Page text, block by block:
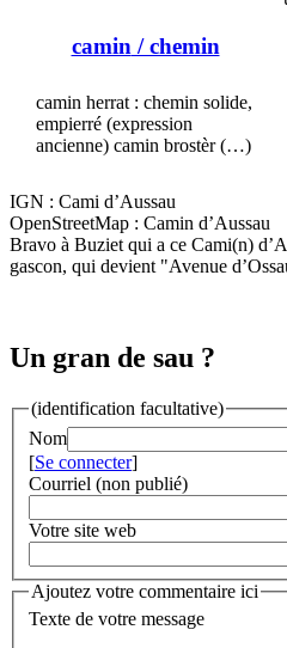
camin / chemin
camin herrat : chemin solide,
empierré (expression
ancienne) camin brostèr (…)
IGN : Cami d’Aussau
OpenStreetMap : Camin d’Aussau
Bravo à Buziet qui a ce Cami(n)
gascon, qui devient "Avenue
Un gran de sau ?
(identification facultative)
Nom
[Se connecter]
Courriel (non publié)
Votre site web
Ajoutez votre commentaire ici
Texte de votre message